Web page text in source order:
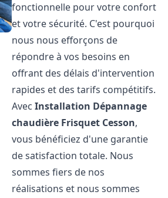
fonctionnelle pour votre confort
et votre sécurité. C'est pourquoi
nous nous efforçons de
répondre à vos besoins en
offrant des délais d'intervention
rapides et des tarifs compétitifs.
AvecInstallation Dépannage
chaudière Frisquet Cesson,
vous bénéficiez d'une garantie
de satisfaction totale. Nous
sommes fiers de nos
réalisations et nous sommes